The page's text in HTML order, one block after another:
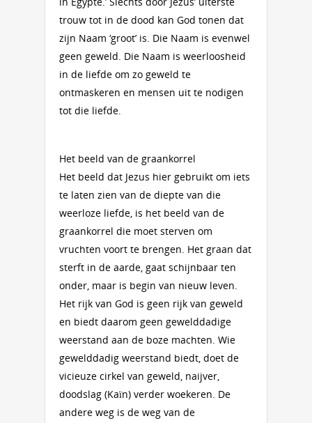
trouw tot in de dood kan God tonen dat
zijn Naam ‘groot’ is. Die Naam is evenwel
geen geweld. Die Naam is weerloosheid
in de liefde om zo geweld te
ontmaskeren en mensen uit te nodigen
tot die liefde.
Het beeld van de graankorrel
Het beeld dat Jezus hier gebruikt om iets
te laten zien van de diepte van die
weerloze liefde, is het beeld van de
graankorrel die moet sterven om
vruchten voort te brengen. Het graan dat
sterft in de aarde, gaat schijnbaar ten
onder, maar is begin van nieuw leven.
Het rijk van God is geen rijk van geweld
en biedt daarom geen gewelddadige
weerstand aan de boze machten. Wie
gewelddadig weerstand biedt, doet de
vicieuze cirkel van geweld, naijver,
doodslag (Kaïn) verder woekeren. De
andere weg is de weg van de